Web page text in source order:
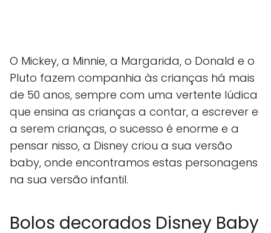
O Mickey, a Minnie, a Margarida, o Donald e o
Pluto fazem companhia às crianças há mais
de 50 anos, sempre com uma vertente lúdica
que ensina as crianças a contar, a escrever e
a serem crianças, o sucesso é enorme e a
pensar nisso, a Disney criou a sua versão
baby, onde encontramos estas personagens
na sua versão infantil.
Bolos decorados Disney Baby